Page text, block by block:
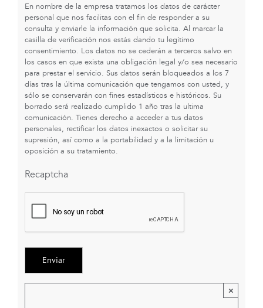
En nombre de la empresa tratamos los datos de carácter
personal que nos facilitas con el fin de responder a su
consulta y enviarle la información que solicita. Al marcar la
casilla de verificación nos estás dando tu legítimo
consentimiento. Los datos no se cederán a terceros salvo en
los casos en que exista una obligación legal y/o sea necesario
para prestar el servicio. Sus datos serán bloqueados a los 7
días tras la última comunicación que tengamos con usted, y
sólo se conservarán con fines estadísticos e históricos. Su
borrado será realizado cumplido 1 año tras la ultima
comunicación. Tienes derecho a acceder a tus datos
personales, rectificar los datos inexactos o solicitar su
supresión, así como a la portabilidad y a la limitación u
oposición a su tratamiento.
Recaptcha
×